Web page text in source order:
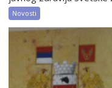
Novosti